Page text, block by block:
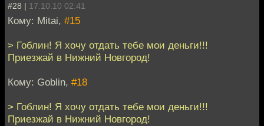
#28 | 17.10.10 02:41
Кому: Mitai, #15
> Гоблин! Я хочу отдать тебе мои деньги!!!
Приезжай в Нижний Новгород!
Кому: Goblin, #18
> Гоблин! Я хочу отдать тебе мои деньги!!!
Приезжай в Нижний Новгород!